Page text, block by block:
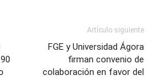
Artículo siguiente
FGE y Universidad Ágora
firman convenio de
colaboración en favor del